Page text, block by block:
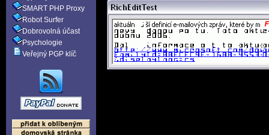
SMART PHP Proxy
Robot Surfer
Dobrovolná účast
Psychologie
Veřejný PGP klíč